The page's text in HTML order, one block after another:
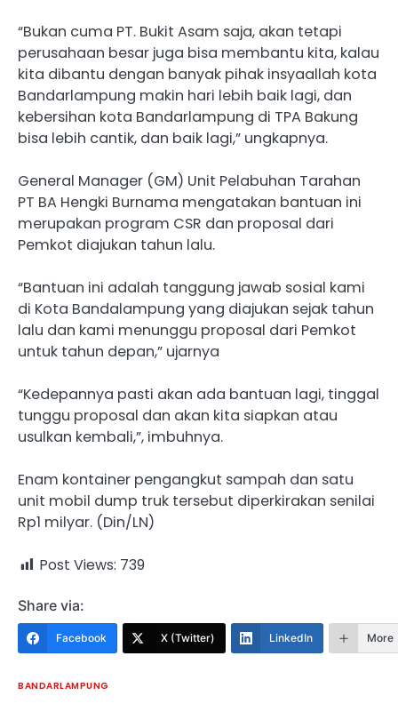
“Bukan cuma PT. Bukit Asam saja, akan tetapi
perusahaan besar juga bisa membantu kita, kalau
kita dibantu dengan banyak pihak insyaallah kota
Bandarlampung makin hari lebih baik lagi, dan
kebersihan kota Bandarlampung di TPA Bakung
bisa lebih cantik, dan baik lagi,” ungkapnya.
General Manager (GM) Unit Pelabuhan Tarahan
PT BA Hengki Burnama mengatakan bantuan ini
merupakan program CSR dan proposal dari
Pemkot diajukan tahun lalu.
“Bantuan ini adalah tanggung jawab sosial kami
di Kota Bandalampung yang diajukan sejak tahun
lalu dan kami menunggu proposal dari Pemkot
untuk tahun depan,” ujarnya
“Kedepannya pasti akan ada bantuan lagi, tinggal
tunggu proposal dan akan kita siapkan atau
usulkan kembali,”, imbuhnya.
Enam kontainer pengangkut sampah dan satu
unit mobil dump truk tersebut diperkirakan senilai
Rp1 milyar. (Din/LN)
Post Views: 739
Share via:
Facebook X (Twitter) LinkedIn More
BANDARLAMPUNG